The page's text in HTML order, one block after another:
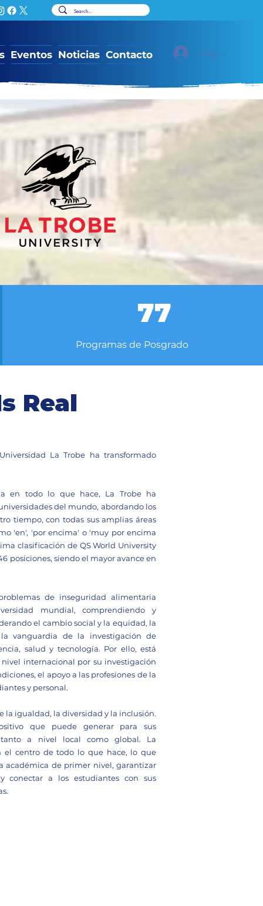
Eventos Noticias Contacto Log In
77
Programas de Posgrado
Real
La Trobe ha transformado
en todo lo que hace, La Trobe ha
del mundo, abordando los
tiempo, con todas sus amplias áreas
'en', 'por encima' o 'muy por encima
clasificación de QS World University
posiciones, siendo el mayor avance en
de inseguridad alimentaria
mundial, comprendiendo y
el cambio social y la equidad, la
vanguardia de la investigación de
salud y tecnología. Por ello, está
internacional por su investigación
el apoyo a las profesiones de la
y personal.
la igualdad, la diversidad y la inclusión.
que puede generar para sus
tanto a nivel local como global. La
el centro de todo lo que hace, lo que
académica de primer nivel, garantizar
conectar a los estudiantes con sus